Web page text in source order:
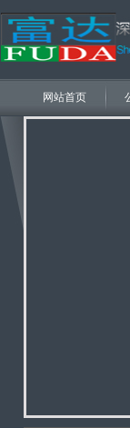
网站首页